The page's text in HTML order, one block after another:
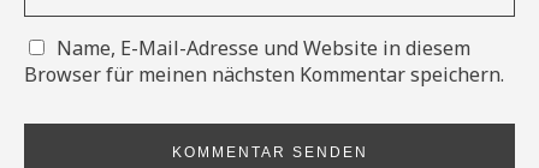
Name, E-Mail-Adresse und Website in diesem
Browser für meinen nächsten Kommentar speichern.